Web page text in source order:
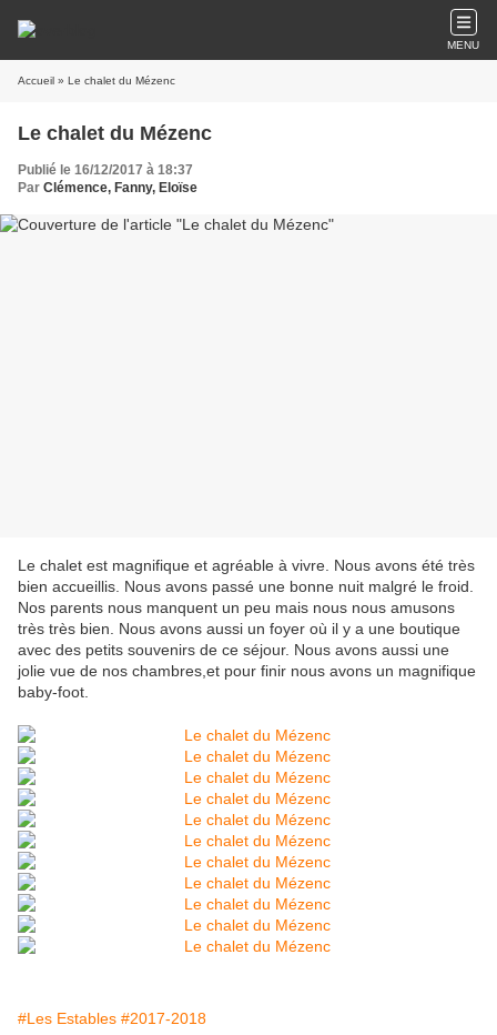
MENU
Accueil » Le chalet du Mézenc
Le chalet du Mézenc
Publié le 16/12/2017 à 18:37
Par Clémence, Fanny, Eloïse
Le chalet est magnifique et agréable à vivre. Nous avons été très
bien accueillis. Nous avons passé une bonne nuit malgré le froid.
Nos parents nous manquent un peu mais nous nous amusons
très très bien. Nous avons aussi un foyer où il y a une boutique
avec des petits souvenirs de ce séjour. Nous avons aussi une
jolie vue de nos chambres,et pour finir nous avons un magnifique
baby-foot.
#Les Estables #2017-2018